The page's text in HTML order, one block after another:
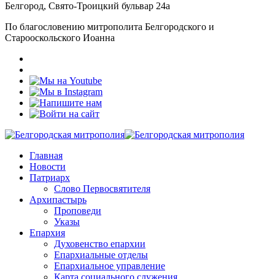
Белгород, Свято-Троицкий бульвар 24а
По благословению митрополита Белгородского и
Старооскольского Иоанна
Главная
Новости
Патриарх
Слово Первосвятителя
Архипастырь
Проповеди
Указы
Епархия
Духовенство епархии
Епархиальные отделы
Епархиальное управление
Карта социального служения